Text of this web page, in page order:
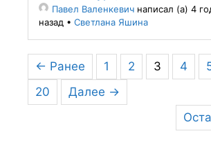
Павел Валенкевич написал (а) 4
назад • Светлана Яшина
← Ранее 1 2 3 4
20
Далее →